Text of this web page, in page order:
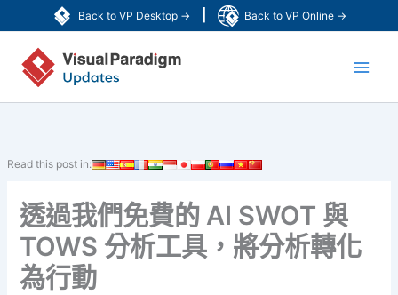
Back to VP Desktop → Back to VP Online →
至
Read this post in:
透過我們免費的 AI SWOT 與
TOWS 分析工具，將分析轉化
為行動